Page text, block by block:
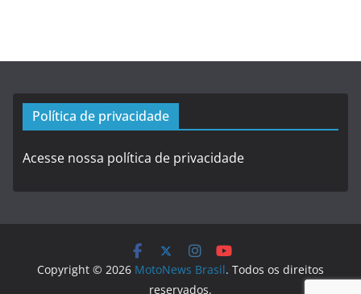
Política de privacidade
Acesse nossa política de privacidade
Copyright © 2026 MotoNews Brasil. Todos os direitos
reservados.